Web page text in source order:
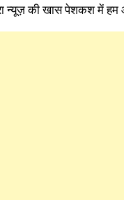
न्यूज़ की खास पेशकश में हम